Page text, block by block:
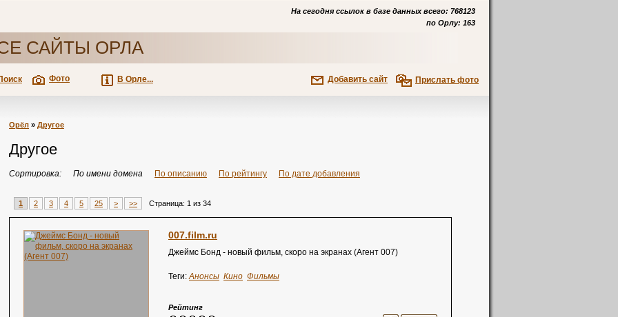
На сегодня ссылок в базе данных всего: 768123
по Орлу: 163
САЙТЫ ОРЛА
Фото В Орле... Прислать фото
Добавить сайт
Орёл » Другое
Другое
Сортировка: По имени домена По описанию По рейтингу По дате добавления
1 2 3 4 5 25 > >> Страница: 1 из 34
007.film.ru
Джеймс Бонд - новый фильм, скоро на экранах (Агент 007)
Теги:Анонсы Кино Фильмы
Рейтинг